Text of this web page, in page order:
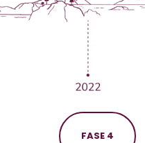
FASE 4